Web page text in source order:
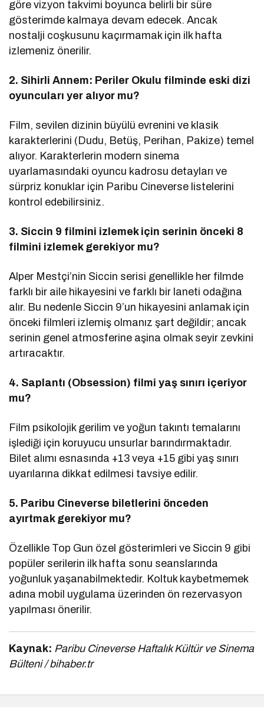
göre vizyon takvimi boyunca belirli bir süre
gösterimde kalmaya devam edecek. Ancak
nostalji coşkusunu kaçırmamak için ilk hafta
izlemeniz önerilir.
2. Sihirli Annem: Periler Okulu filminde eski dizi
oyuncuları yer alıyor mu?
Film, sevilen dizinin büyülü evrenini ve klasik
karakterlerini (Dudu, Betüş, Perihan, Pakize) temel
alıyor. Karakterlerin modern sinema
uyarlamasındaki oyuncu kadrosu detayları ve
sürpriz konuklar için Paribu Cineverse listelerini
kontrol edebilirsiniz.
3. Siccin 9 filmini izlemek için serinin önceki 8
filmini izlemek gerekiyor mu?
Alper Mestçi’nin Siccin serisi genellikle her filmde
farklı bir aile hikayesini ve farklı bir laneti odağına
alır. Bu nedenle Siccin 9’un hikayesini anlamak için
önceki filmleri izlemiş olmanız şart değildir; ancak
serinin genel atmosferine aşina olmak seyir zevkini
artıracaktır.
4. Saplantı (Obsession) filmi yaş sınırı içeriyor
mu?
Film psikolojik gerilim ve yoğun takıntı temalarını
işlediği için koruyucu unsurlar barındırmaktadır.
Bilet alımı esnasında +13 veya +15 gibi yaş sınırı
uyarılarına dikkat edilmesi tavsiye edilir.
5. Paribu Cineverse biletlerini önceden
ayırtmak gerekiyor mu?
Özellikle Top Gun özel gösterimleri ve Siccin 9 gibi
popüler serilerin ilk hafta sonu seanslarında
yoğunluk yaşanabilmektedir. Koltuk kaybetmemek
adına mobil uygulama üzerinden ön rezervasyon
yapılması önerilir.
Kaynak: Paribu Cineverse Haftalık Kültür ve Sinema
Bülteni / bihaber.tr